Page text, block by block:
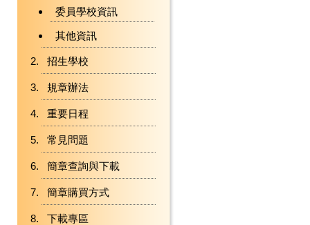
委員學校資訊
其他資訊
招生學校
規章辦法
重要日程
常見問題
簡章查詢與下載
簡章購買方式
下載專區